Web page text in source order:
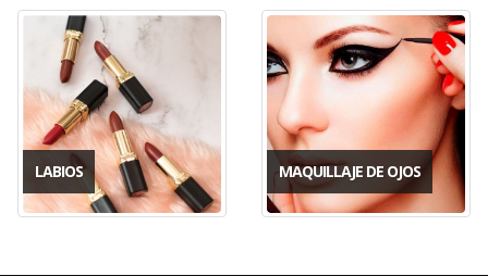
LABIOS MAQUILLAJE DE OJOS